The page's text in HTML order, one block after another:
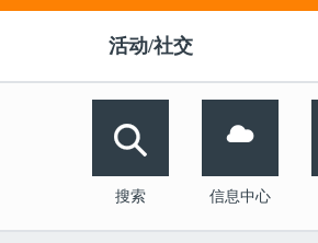
活动/社交
󰀭
搜索 信息中心